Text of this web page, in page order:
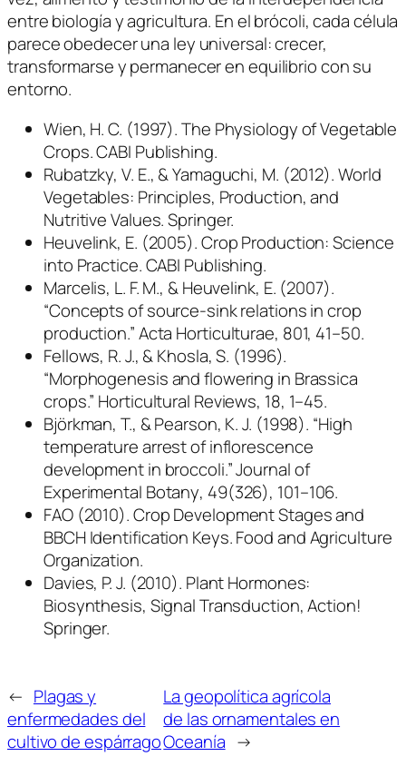
entre biología y agricultura. En el brócoli, cada célula
parece obedecer una ley universal: crecer,
transformarse y permanecer en equilibrio con su
entorno.
Wien, H. C. (1997).The Physiology of Vegetable
Crops. CABI Publishing.
Rubatzky, V. E., & Yamaguchi, M. (2012).World
Vegetables: Principles, Production, and
Nutritive Values. Springer.
Heuvelink, E. (2005).Crop Production: Science
into Practice. CABI Publishing.
Marcelis, L. F. M., & Heuvelink, E. (2007).
“Concepts of source-sink relations in crop
production.”Acta Horticulturae, 801, 41–50.
Fellows, R. J., & Khosla, S. (1996).
“Morphogenesis and flowering in Brassica
crops.” Horticultural Reviews, 18, 1–45.
Björkman, T., & Pearson, K. J. (1998). “High
temperature arrest of inflorescence
development in broccoli.”Journal of
Experimental Botany, 49(326), 101–106.
FAO (2010).Crop Development Stages and
BBCH Identification Keys. Food and Agriculture
Organization.
Davies, P. J. (2010). Plant Hormones:
Biosynthesis, Signal Transduction, Action!
Springer.
← Plagas y
enfermedades del
cultivo de espárrago
La geopolítica agrícola
de las ornamentales en
Oceanía →